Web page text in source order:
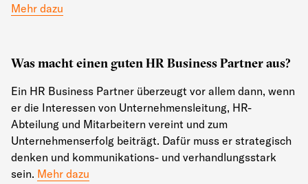
Mehr dazu
Was macht einen guten HR Business Partner aus?
Ein HR Business Partner überzeugt vor allem dann, wenn
er die Interessen von Unternehmensleitung, HR-
Abteilung und Mitarbeitern vereint und zum
Unternehmenserfolg beiträgt. Dafür muss er strategisch
denken und kommunikations- und verhandlungsstark
sein. Mehr dazu